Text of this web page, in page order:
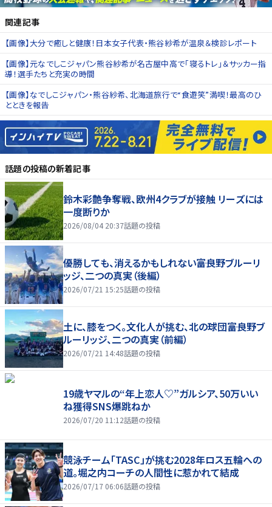
関連記事
【画像】大分で癒しと健康！日本女子代表・熊谷紗希が温泉＆検診レポート
【画像】元なでしこジャパン熊谷紗希が名古屋中高で「寝るトレ」＆サッカー指
導！選手たちと充実の時間
【画像】なでしこジャパン・熊谷紗希、北海道旅行で“食遊笑”満喫！最高のひ
とときを報告
話題の投稿の新着記事
鈴木彩艶争奪戦、欧州4クラブが接触 リーズには
一度断りか
2026/08/04 20:37話題の投稿
優勝しても、消えるかもしれない――富良野ブルーリ
ッジ、二つの真実（後編）
2026/07/21 15:25話題の投稿
土に、膝をつく。文化人が挑む、北の球団――富良野ブ
ルーリッジ、二つの真実（前編）
2026/07/21 14:48話題の投稿
19歳ヤマルの“年上恋人♡”ガルシア、50万いい
ね獲得SNS爆跳ねか
2026/07/20 11:12話題の投稿
競泳チーム「TASC」が挑む2028年ロス五輪への
道。堀之内コーチの人間性に惹かれて結成
2026/07/17 06:06話題の投稿